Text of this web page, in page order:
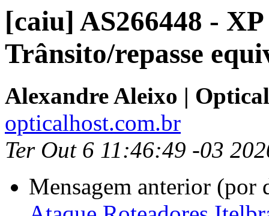
[caiu] AS266448 -
Trânsito/repasse
Alexandre Aleixo |
opticalhost.com.br
Ter Out 6 11:46:49 -03
Mensagem anterior (por